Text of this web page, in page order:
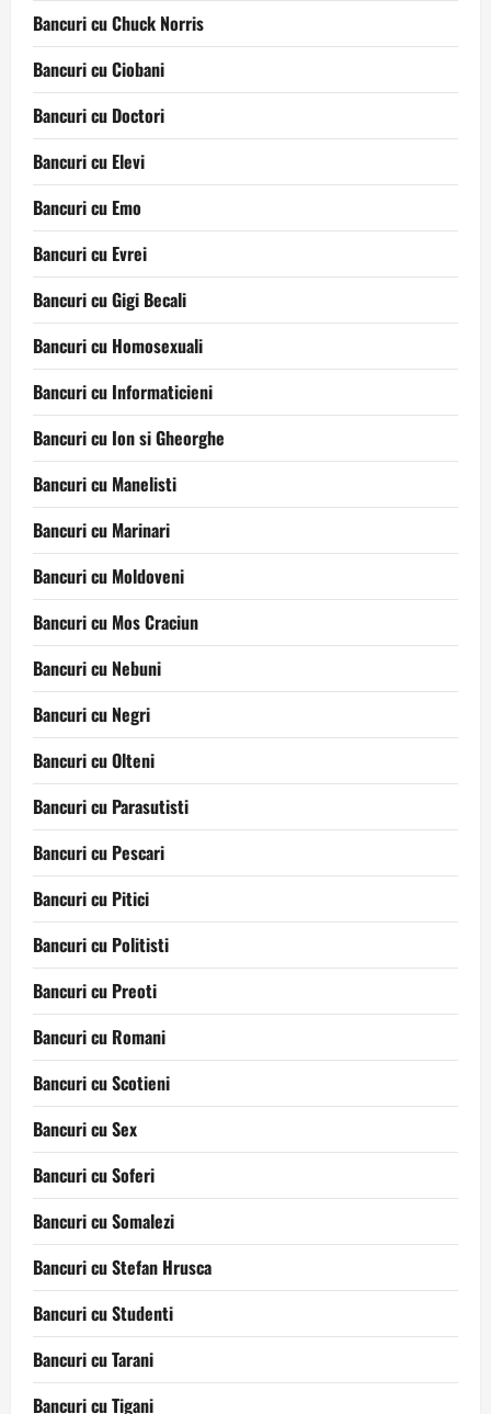
Bancuri cu Chuck Norris
Bancuri cu Ciobani
Bancuri cu Doctori
Bancuri cu Elevi
Bancuri cu Emo
Bancuri cu Evrei
Bancuri cu Gigi Becali
Bancuri cu Homosexuali
Bancuri cu Informaticieni
Bancuri cu Ion si Gheorghe
Bancuri cu Manelisti
Bancuri cu Marinari
Bancuri cu Moldoveni
Bancuri cu Mos Craciun
Bancuri cu Nebuni
Bancuri cu Negri
Bancuri cu Olteni
Bancuri cu Parasutisti
Bancuri cu Pescari
Bancuri cu Pitici
Bancuri cu Politisti
Bancuri cu Preoti
Bancuri cu Romani
Bancuri cu Scotieni
Bancuri cu Sex
Bancuri cu Soferi
Bancuri cu Somalezi
Bancuri cu Stefan Hrusca
Bancuri cu Studenti
Bancuri cu Tarani
Bancuri cu Tigani